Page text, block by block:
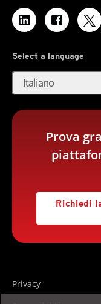
Select a language
Italiano
Prova
Richiedi
Privacy